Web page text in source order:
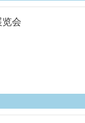
览会